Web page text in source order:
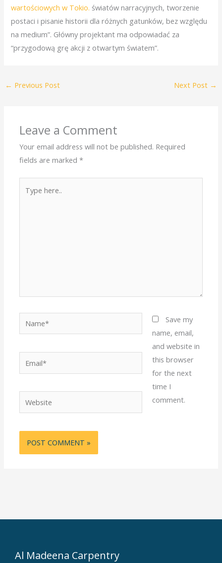
wartościowych w Tokio. światów narracyjnych, tworzenie
postaci i pisanie historii dla różnych gatunków, bez względu
na medium”. Główny projektant ma odpowiadać za
“przygodową grę akcji z otwartym światem”.
← Previous Post Next Post →
Leave a Comment
Your email address will not be published. Required
fields are marked*
here..
Website
Save my
name, email,
and website in
this browser
for the next
time I
comment.
Al Madeena Carpentry